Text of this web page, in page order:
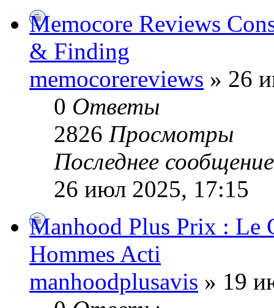
Memocore Reviews
& Finding
memocorereviews » 26
0 Ответы
2826 Просмотры
Последнее
26 июл 2025, 17:15
Manhood Plus Prix : Le
Hommes Acti
manhoodplusavis » 19